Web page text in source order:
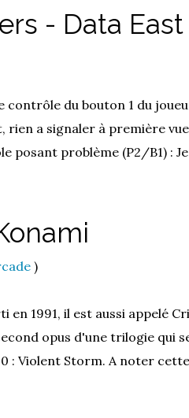
- Data
contrôle du bouton 1 du
rien a signaler à première
posant problème (P2/B1) :
)
en 1991, il est aussi appelé
opus d'une trilogie qui
: Violent Storm. A noter